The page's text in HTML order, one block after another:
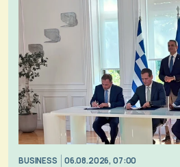
BUSINESS 06.08.2026, 07:00